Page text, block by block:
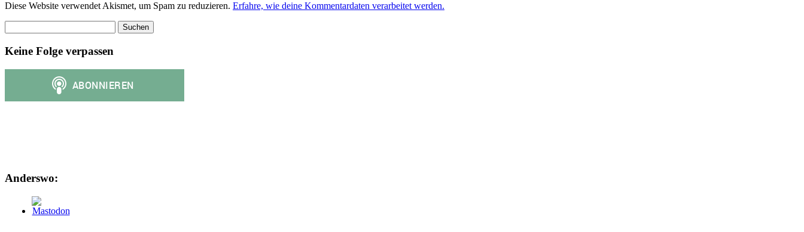
Diese Website verwendet Akismet, um Spam zu reduzieren. Erfahre, wie deine Kommentardaten verarbeitet werden.
nach:
Keine Folge verpassen
Anderswo: